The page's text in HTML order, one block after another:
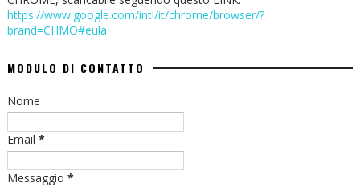
https://www.google.com/intl/it/chrome/browser/?
brand=CHMO#eula
MODULO DI CONTATTO
Nome
Email *
Messaggio *